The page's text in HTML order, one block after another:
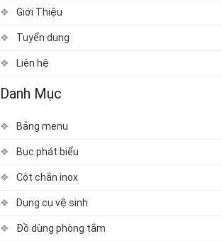
Giới Thiệu
Tuyển dụng
Liên hệ
Danh Mục
Bảng menu
Bục phát biểu
Cột chắn inox
Dụng cụ vệ sinh
Đồ dùng phòng tắm